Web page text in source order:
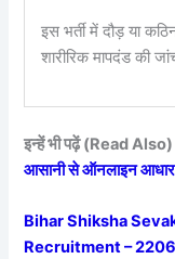
इस भर्ती में दौड़ या
शारीरिक मापदंड की
इन्हें भी पढ़ें (Read
आसानी से ऑनलाइन
Bihar Shiksha
Recruitment – 2206